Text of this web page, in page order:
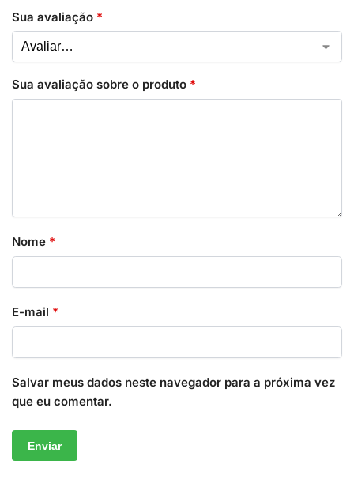
Sua avaliação *
Sua avaliação sobre o produto *
Nome *
E-mail *
Salvar meus dados neste navegador para a próxima vez
que eu comentar.